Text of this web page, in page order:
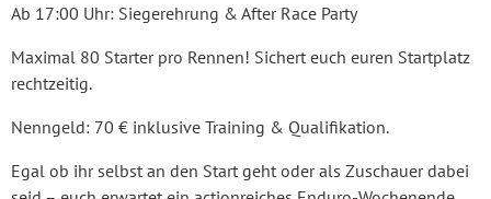
Ab 17:00 Uhr: Siegerehrung & After Race Party
Maximal 80 Starter pro Rennen! Sichert euch euren Startplatz
rechtzeitig.
Nenngeld: 70 € inklusive Training & Qualifikation.
Egal ob ihr selbst an den Start geht oder als Zuschauer dabei